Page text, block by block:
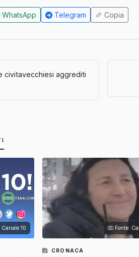
WhatsApp Telegram Copia
civitavecchiesi aggrediti
Canale 10 Fonte:
CRONACA